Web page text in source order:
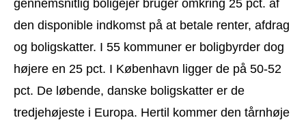
gennemsnitlig boligejer bruger omkring 25 pct. af
den disponible indkomst på at betale renter, afdrag
og boligskatter. I 55 kommuner er boligbyrder dog
højere en 25 pct. I København ligger de på 50-52
pct. De løbende, danske boligskatter er de
tredjehøjeste i Europa. Hertil kommer den tårnhøje